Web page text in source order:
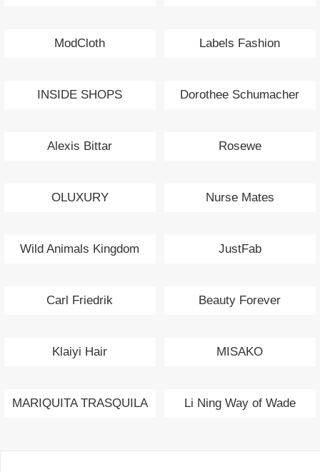
ModCloth Labels Fashion
INSIDE SHOPS Dorothee Schumacher
Alexis Bittar Rosewe
OLUXURY Nurse Mates
Wild Animals Kingdom JustFab
Carl Friedrik Beauty Forever
Klaiyi Hair MISAKO
MARIQUITA TRASQUILA Li Ning Way of Wade